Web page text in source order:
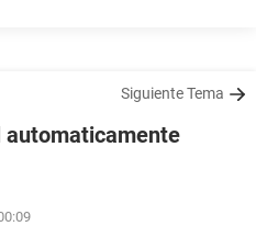
Siguiente Tema
automaticamente